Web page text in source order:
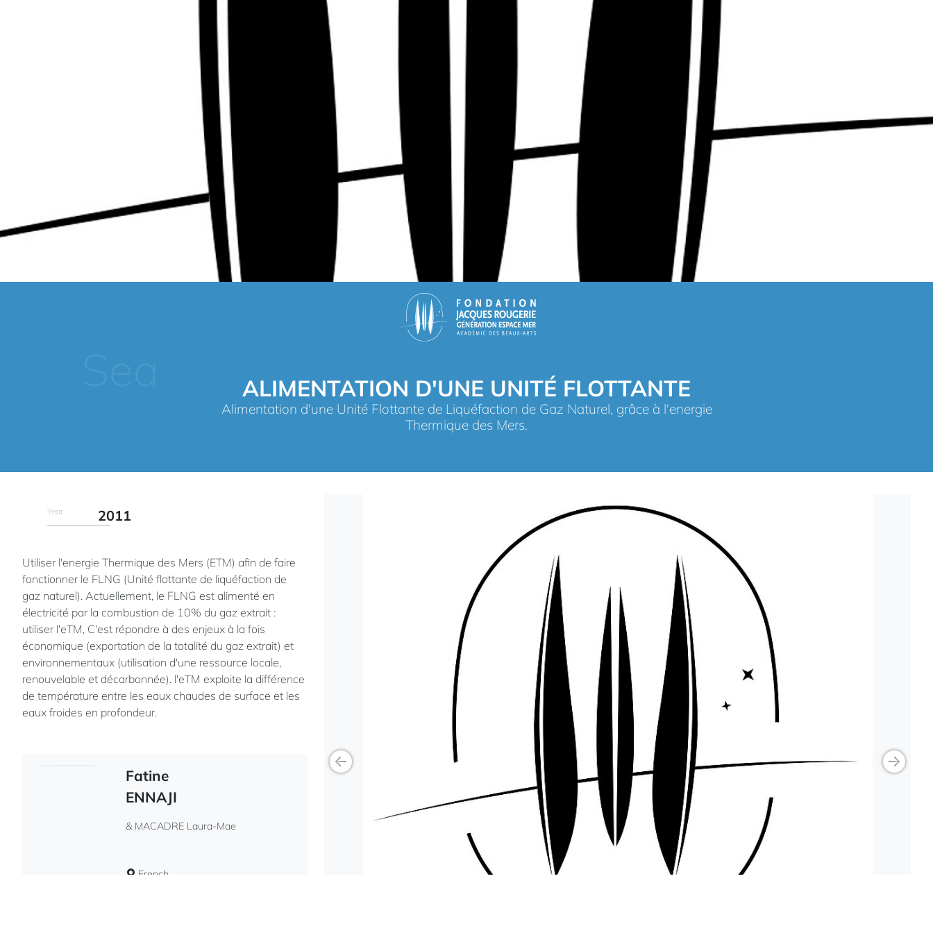
ALIMENTATION D'UNE UNITÉ FLOTTANTE
Alimentation d'une Unité Flottante de Liquéfaction de Gaz Naturel, grâce à l'energie
Thermique des Mers.
Year 2011
Utiliser l'energie Thermique des Mers (ETM) afin de faire
fonctionner le FLNG (Unité flottante de liquéfaction de
gaz naturel). Actuellement, le FLNG est alimenté en
électricité par la combustion de 10% du gaz extrait :
utiliser l'eTM, C'est répondre à des enjeux à la fois
économique (exportation de la totalité du gaz extrait) et
environnementaux (utilisation d'une ressource locale,
renouvelable et décarbonnée). l'eTM exploite la différence
de température entre les eaux chaudes de surface et les
eaux froides en profondeur.
Fatine
ENNAJI
& MACADRE Laura-Mae
French